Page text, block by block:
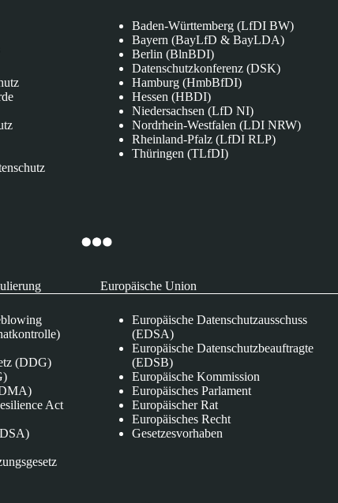
Baden-Württemberg (LfDI BW)
Bayern (BayLfD & BayLDA)
Berlin (BlnBDI)
Datenschutzkonferenz (DSK)
Hamburg (HmbBfDI)
Hessen (HBDI)
Niedersachsen (LfD NI)
Nordrhein-Westfalen (LDI NRW)
Rheinland-Pfalz (LfDI RLP)
Thüringen (TLfDI)
(DDG)
Act
Europäische Union
Europäische Datenschutzausschuss
(EDSA)
Europäische Datenschutzbeauftragte
(EDSB)
Europäische Kommission
Europäisches Parlament
Europäischer Rat
Europäisches Recht
Gesetzesvorhaben